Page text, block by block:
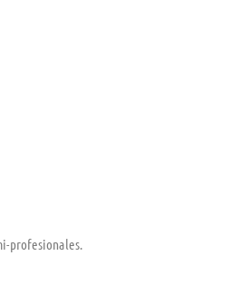
profesionales.